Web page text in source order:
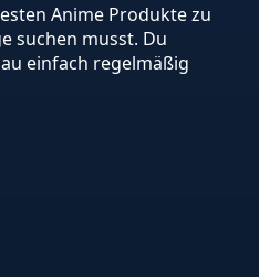
Anime Produkte zu
suchen musst. Du
einfach regelmäßig